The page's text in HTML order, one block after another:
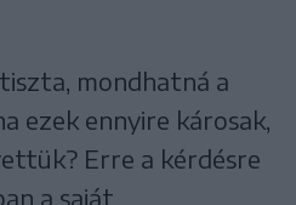
mondhatná a
ezek ennyire károsak,
Erre a kérdésre
a saját